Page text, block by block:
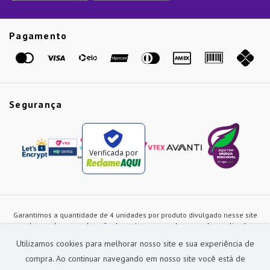
Utilizamos cookies para melhorar nosso site e sua experiência de
compra. Ao continuar navegando em nosso site você está de
Pagamento
Segurança
Verificada por
Garantimos a quantidade de 4 unidades por produto divulgado nesse site
ou de acordo com a duração dos estoques, sendo as vendas realizadas
alterados a qualquer instante sem prévia comunicação e são exclusivos
para a loja virtual, não restando nenhuma obrigação de prática similar nas
lojas físicas da rede Preçolandia. Todas as imagens dos produtos são